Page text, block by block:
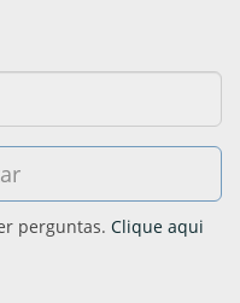
perguntas. Clique aqui